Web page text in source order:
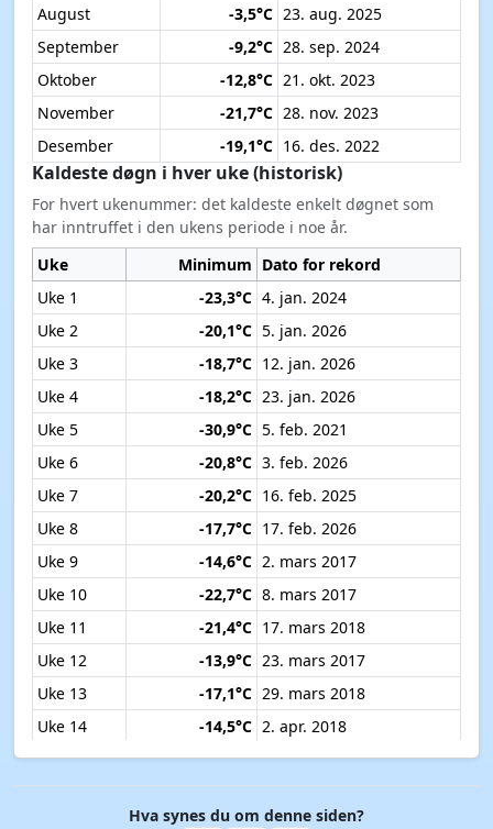
August
-3,5°C 23. aug. 2025
September
-9,2°C 28. sep. 2024
Oktober
-12,8°C 21. okt. 2023
November
-21,7°C 28. nov. 2023
Desember
-19,1°C 16. des. 2022
Kaldeste døgn i hver uke (historisk)
For hvert ukenummer: det kaldeste enkelt døgnet som
har inntruffet i den ukens periode i noe år.
Uke
Minimum Dato for rekord
Uke 1
-23,3°C 4. jan. 2024
Uke 2
-20,1°C 5. jan. 2026
Uke 3
-18,7°C 12. jan. 2026
Uke 4
-18,2°C 23. jan. 2026
Uke 5
-30,9°C 5. feb. 2021
Uke 6
-20,8°C 3. feb. 2026
Uke 7
-20,2°C 16. feb. 2025
Uke 8
-17,7°C 17. feb. 2026
Uke 9
-14,6°C 2. mars 2017
Uke 10
-22,7°C 8. mars 2017
Uke 11
-21,4°C 17. mars 2018
Uke 12
-13,9°C 23. mars 2017
Uke 13
-17,1°C 29. mars 2018
Uke 14
-14,5°C 2. apr. 2018
Uke 15
-11,8°C 15. apr. 2017
Uke 16
-13,2°C 18. apr. 2017
Hva synes du om denne siden?